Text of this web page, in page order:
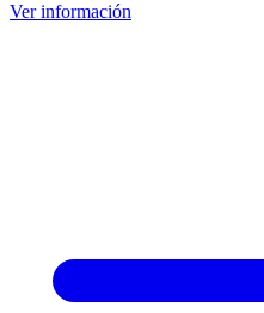
Ver información